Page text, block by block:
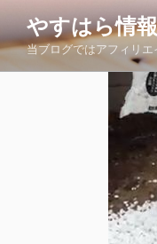
テ
ン
やすはら情
当ブログではアフィリ